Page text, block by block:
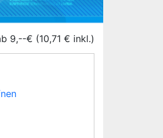
9,--€ (10,71 € inkl.)